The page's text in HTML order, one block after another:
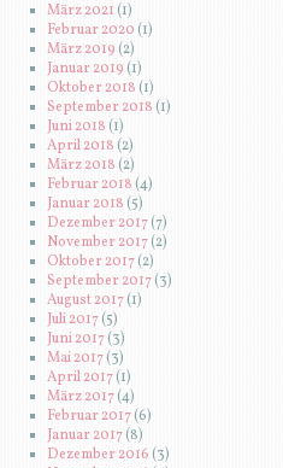
März 2021(1)
Februar 2020 (1)
März 2019 (2)
Januar 2019 (1)
Oktober 2018(1)
September 2018 (1)
Juni 2018 (1)
April 2018(2)
März 2018 (2)
Februar 2018(4)
Januar 2018 (5)
Dezember 2017(7)
November 2017(2)
Oktober 2017(2)
September 2017(3)
August 2017(1)
Juli 2017(5)
Juni 2017(3)
Mai 2017(3)
April 2017(1)
März 2017(4)
Februar 2017(6)
Januar 2017(8)
Dezember 2016 (3)